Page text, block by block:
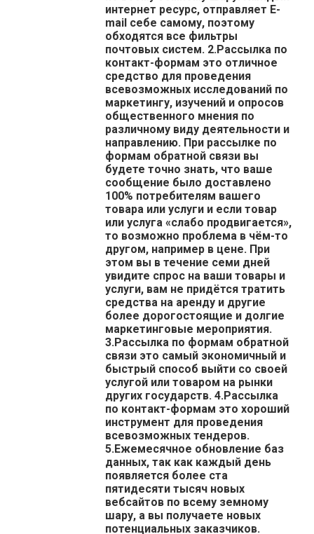
интернет ресурс, отправляет E-
mail себе самому, поэтому
обходятся все фильтры
почтовых систем. 2.Рассылка по
контакт-формам это отличное
средство для проведения
всевозможных исследований по
маркетингу, изучений и опросов
общественного мнения по
различному виду деятельности и
направлению. При рассылке по
формам обратной связи вы
будете точно знать, что ваше
сообщение было доставлено
100% потребителям вашего
товара или услуги и если товар
или услуга «слабо продвигается»,
то возможно проблема в чём-то
другом, например в цене. При
этом вы в течение семи дней
увидите спрос на ваши товары и
услуги, вам не придётся тратить
средства на аренду и другие
более дорогостоящие и долгие
маркетинговые мероприятия.
3.Рассылка по формам обратной
связи это самый экономичный и
быстрый способ выйти со своей
услугой или товаром на рынки
других государств. 4.Рассылка
по контакт-формам это хороший
инструмент для проведения
всевозможных тендеров.
5.Ежемесячное обновление баз
данных, так как каждый день
появляется более ста
пятидесяти тысяч новых
вебсайтов по всему земному
шару, а вы получаете новых
потенциальных заказчиков.